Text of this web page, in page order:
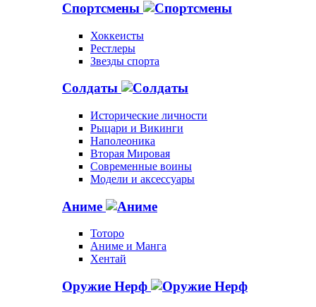
Спортсмены
Хоккеисты
Рестлеры
Звезды спорта
Солдаты
Исторические личности
Рыцари и Викинги
Наполеоника
Вторая Мировая
Современные воины
Модели и аксессуары
Аниме
Тоторо
Аниме и Манга
Хентай
Оружие Нерф